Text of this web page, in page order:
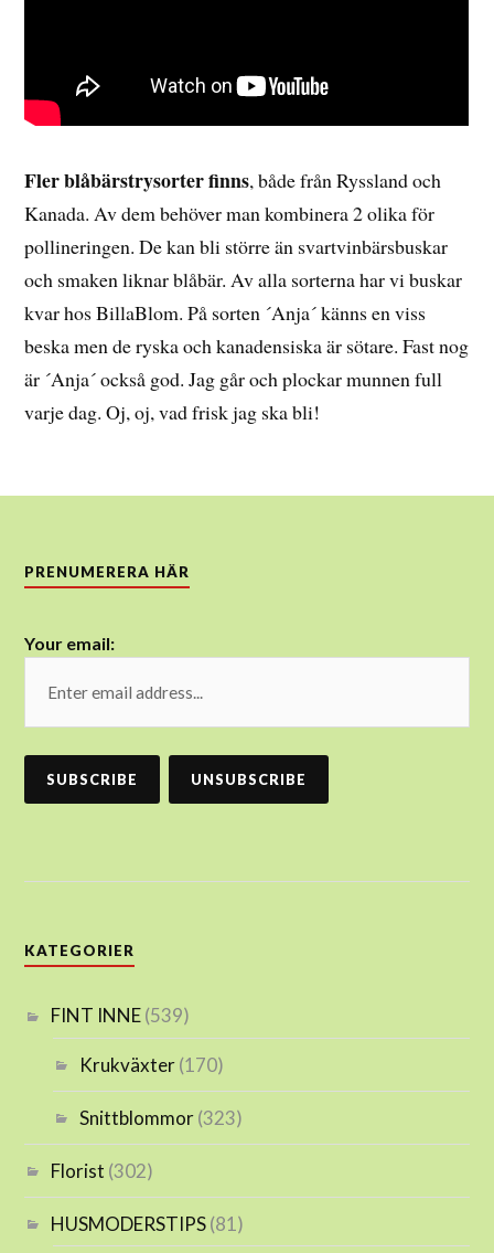
Fler blåbärstrysorter finns, både från Ryssland och
Kanada. Av dem behöver man kombinera 2 olika för
pollineringen. De kan bli större än svartvinbärsbuskar
och smaken liknar blåbär. Av alla sorterna har vi buskar
kvar hos BillaBlom. På sorten ´Anja´ känns en viss
beska men de ryska och kanadensiska är sötare. Fast nog
är ´Anja´ också god. Jag går och plockar munnen full
varje dag. Oj, oj, vad frisk jag ska bli!
PRENUMERERA HÄR
Your email:
KATEGORIER
FINT INNE(539)
Krukväxter(170)
Snittblommor(323)
Florist (302)
HUSMODERSTIPS(81)